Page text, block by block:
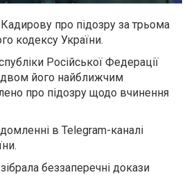
про підозру за трьома
кодексу України.
Російської Федерації
його найближчим
про підозру щодо вчинення
в Telegram-каналі
беззаперечні докази